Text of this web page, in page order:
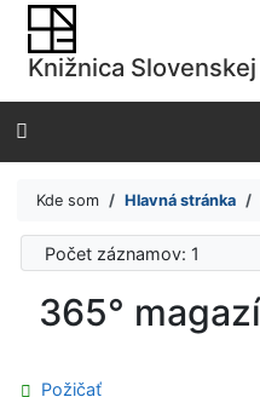
Prejsť na obsah
Prejsť na menu
Prehlásenie o webovej
Knižnica
Kde som Hlavná stránka
Počet záznamov: 1
365°
Požičať